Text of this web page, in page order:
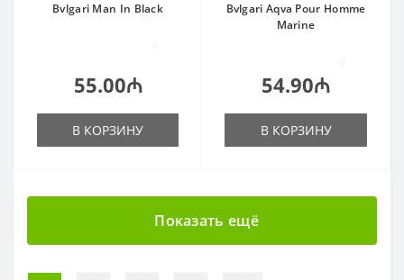
Bvlgari Man In Black
55.00₼
В КОРЗИНУ
Bvlgari Aqva Pour Homme
Marine
54.90₼
В КОРЗИНУ
Показать ещё